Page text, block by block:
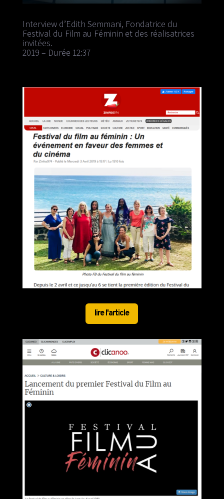
Interview d’Edith Semmani, Fondatrice du
Festival du Film au Féminin et des réalisatrices
invitées.
2019 – Durée 12:37
lire l'article